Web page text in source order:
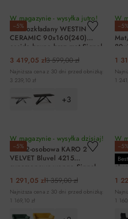
−5%
W magazynie - wysyłka jutro!
Stół rozkładany WESTIN
CERAMIC 90x160(240)
ossido bruno brąz mat Signal
3 419,05 zł3 599,00 zł
Najniższa cena z 30 dni przed obniżką:
3 239,10 zł
+3
W
1
1
−5%
W magazynie - wysyłka dzisiaj!
Sofa 2-osobowa KARO 2
VELVET Bluvel 4215
cynamonowa wenge Signal
1 291,05 zł1 359,00 zł
Najniższa cena z 30 dni przed obniżką:
1 169,10 zł
W
z
1
1